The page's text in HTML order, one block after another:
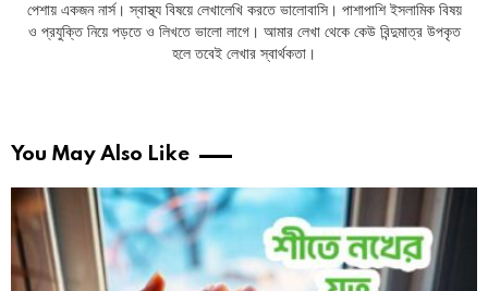
পেশায় একজন নার্স। স্বাস্থ্য বিষয়ে লেখালেখি করতে ভালোবাসি। পাশাপাশি ইসলামিক বিষয়
ও প্রযুক্তি নিয়ে পড়তে ও লিখতে ভালো লাগে। আমার লেখা থেকে কেউ বিন্দুমাত্র উপকৃত
হলে তবেই লেখার স্বার্থকতা।
You May Also Like